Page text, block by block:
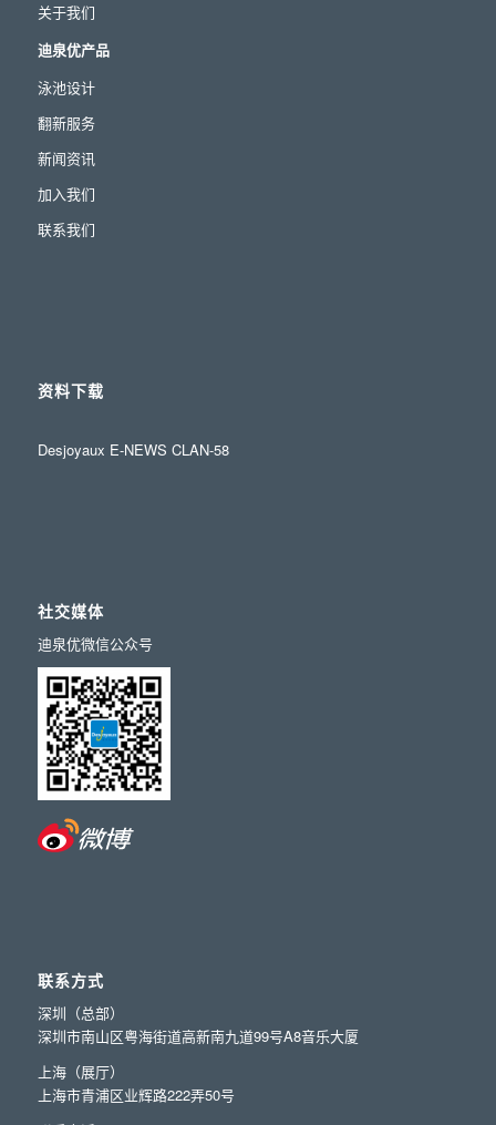
关于我们
迪泉优产品
泳池设计
翻新服务
新闻资讯
加入我们
联系我们
资料下载
Desjoyaux E-NEWS CLAN-58
社交媒体
迪泉优微信公众号
联系方式
深圳（总部）
深圳市南山区粤海街道高新南九道99号A8音乐大厦
上海（展厅）
上海市青浦区业辉路222弄50号